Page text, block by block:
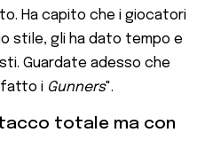
Ha capito che i giocatori
stile, gli ha dato tempo e
Guardate adesso che
fatto i Gunners".
totale ma con